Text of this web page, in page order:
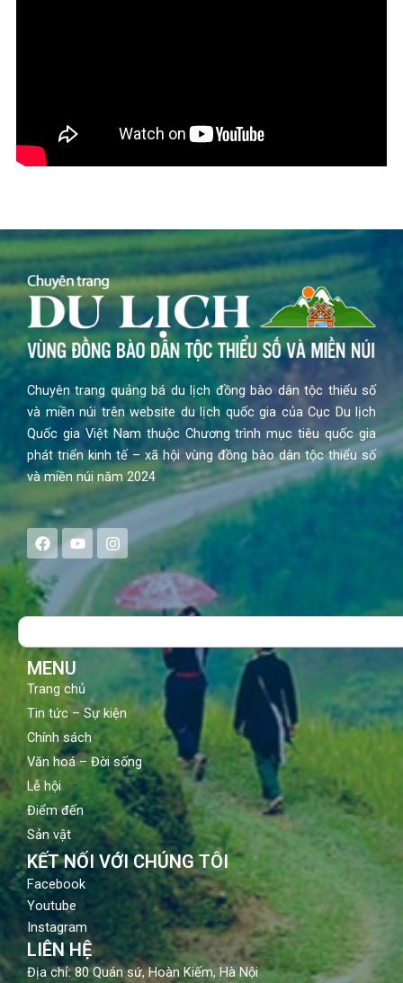
Chuyên trang quảng bá du lịch đồng bào dân tộc thiểu số
và miền núi trên website du lịch quốc gia của Cục Du lịch
Quốc gia Việt Nam thuộc Chương trình mục tiêu quốc gia
phát triển kinh tế – xã hội vùng đồng bào dân tộc thiểu số
và miền núi năm 2024
F
a
e
b
o
Y
o
t
u
b
I
n
s
a
g
Search
MENU
Trang chủ
Tin tức – Sự kiện
Chính sách
Văn hoá – Đời sống
Lễ hội
Điểm đến
Sản vật
KẾT NỐI VỚI CHÚNG TÔI
Facebook
Youtube
Instagram
LIÊN HỆ
Địa chỉ: 80 Quán sứ, Hoàn Kiếm, Hà Nội